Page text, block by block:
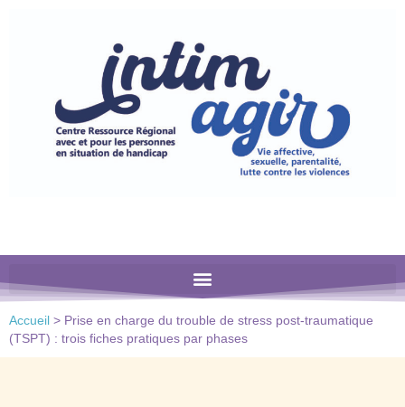
comprend
Accueil > Prise en charge du trouble de stress post-traumatique
(TSPT) : trois fiches pratiques par phases